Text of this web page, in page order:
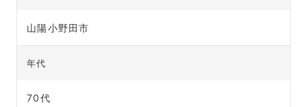
山陽小野田市
年代
70代